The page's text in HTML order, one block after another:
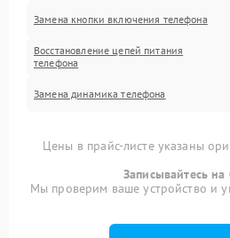
Замена кнопки включения телефона
Восстановление цепей питания
телефона
Замена динамика телефона
Цены в прайс-листе указаны
Записывайтесь на
Мы проверим ваше устройство и